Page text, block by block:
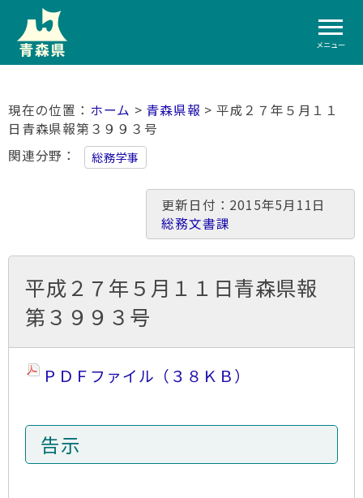
メニュー
ホーム > 青森県報 > 平成２７年５月１１
日青森県報第３９９３号
関連分野
総務学事
更新日付：2015年5月11日
総務文書課
平成２７年５月１１日青森県報
第３９９３号
ＰＤＦファイル（３８ＫＢ）
告示